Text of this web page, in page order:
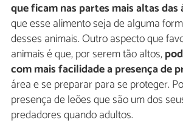
que ficam nas partes mais altas das
que esse alimento seja de alguma
desses animais. Outro aspecto que
animais é que, por serem tão altos,
com mais facilidade a presença de
área e se preparar para se proteger.
presença de leões que são um dos
predadores quando adultos.